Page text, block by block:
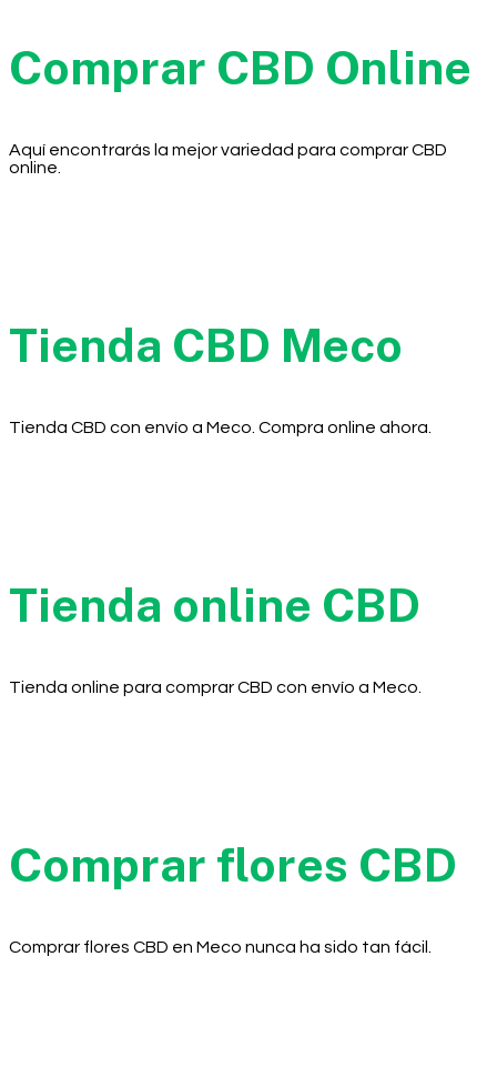
Comprar CBD Online
Aquí encontrarás la mejor variedad para comprar CBD
online.
Tienda CBD Meco
Tienda CBD con envío a Meco. Compra online ahora.
Tienda online CBD
Tienda online para comprar CBD con envío a Meco.
Comprar flores CBD
Comprar flores CBD en Meco nunca ha sido tan fácil.